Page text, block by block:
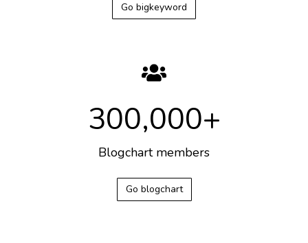
Go bigkeyword
300,000+
Blogchart members​
Go blogchart